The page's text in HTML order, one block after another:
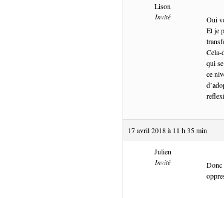
Lison
Invité
Oui
Et je
Cela-
qui
ce
17 avril 2018 à 11 h 35 min
Julien
Invité
Donc